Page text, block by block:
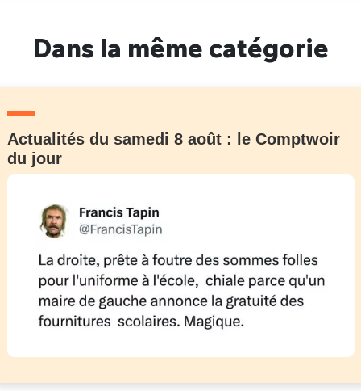
Dans la même catégorie
Actualités du samedi 8 août : le Comptwoir
du jour